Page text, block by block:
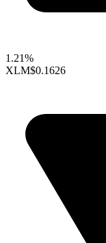
1.21%
XLM$0.1626